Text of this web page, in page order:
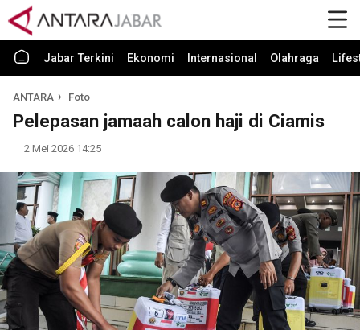
Jabar Terkini Ekonomi Internasional Olahraga
ANTARA Foto
Pelepasan jamaah calon haji di Ciamis
2 Mei 2026 14:25